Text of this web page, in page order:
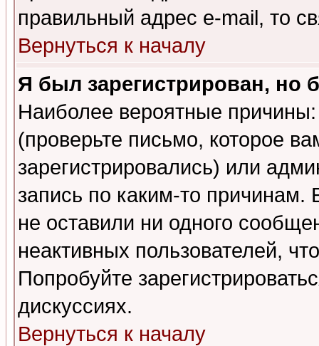
правильный адрес e-mail, то
Вернуться к началу
Я был зарегистрирован, но
Наиболее вероятные
(проверьте письмо, которое
зарегистрировались) или
запись по каким-то
не оставили ни одного
неактивных пользователей,
Попробуйте
дискуссиях.
Вернуться к началу